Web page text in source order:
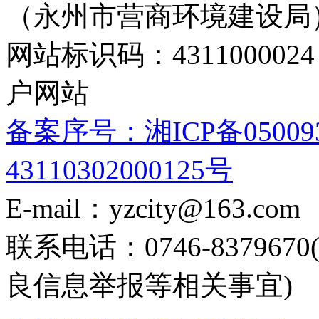
（永州市营商环境建设局
网站标识码：
户网站
备案序号：湘ICP备
43110302000125号
E-mail：yzcity@163.com
联系电话：0746-
良信息举报等相关事宜)